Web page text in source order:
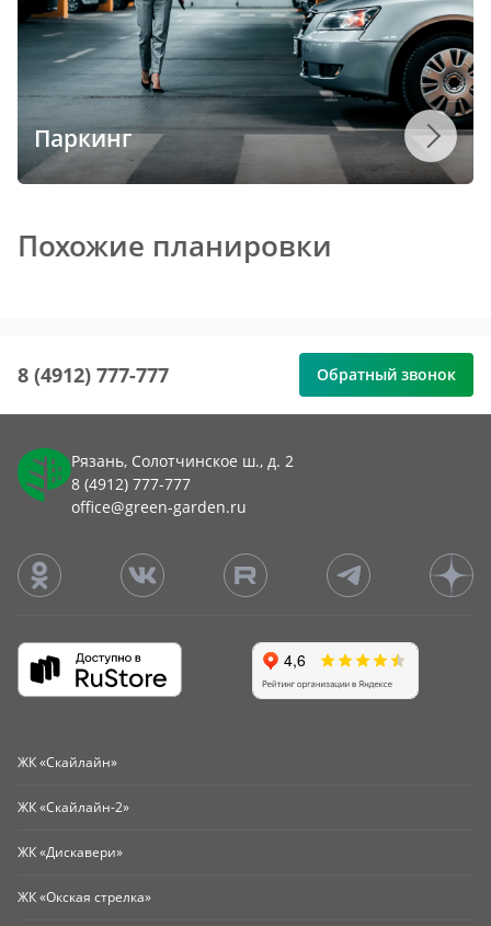
Паркинг
Похожие планировки
8 (4912) 777-777 Обратный звонок
Рязань, Солотчинское ш., д. 2
8 (4912) 777-777
office@green-garden.ru
ЖК «Скайлайн»
ЖК «Скайлайн-2»
ЖК «Дискавери»
ЖК «Окская стрелка»